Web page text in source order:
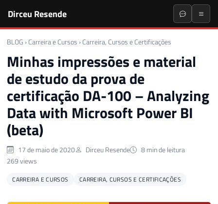
Dirceu Resende
BLOG › Carreira e Cursos › Carreira, Cursos e Certificações
Minhas impressões e material
de estudo da prova de
certificação DA-100 – Analyzing
Data with Microsoft Power BI
(beta)
17 de maio de 2020 Dirceu Resende
8 min de leitura
269 views
CARREIRA E CURSOS CARREIRA, CURSOS E CERTIFICAÇÕES